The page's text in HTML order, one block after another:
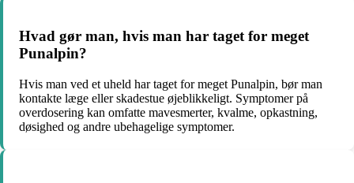
Hvad gør man, hvis man har taget for meget
Punalpin?
Hvis man ved et uheld har taget for meget Punalpin, bør man
kontakte læge eller skadestue øjeblikkeligt. Symptomer på
overdosering kan omfatte mavesmerter, kvalme, opkastning,
døsighed og andre ubehagelige symptomer.